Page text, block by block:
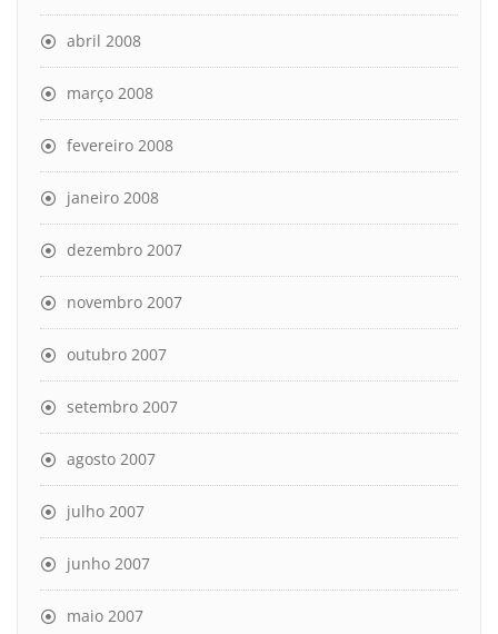
abril 2008
março 2008
fevereiro 2008
janeiro 2008
dezembro 2007
novembro 2007
outubro 2007
setembro 2007
agosto 2007
julho 2007
junho 2007
maio 2007